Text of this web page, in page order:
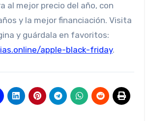
al mejor precio del año, con
y la mejor financiación. Visita
y guárdala en favoritos:
apple-black-friday.